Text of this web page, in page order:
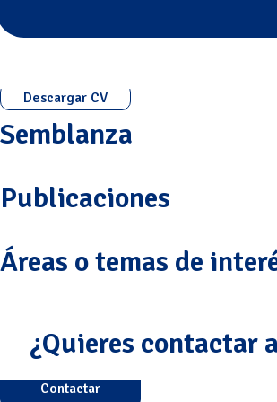
Descargar CV
Semblanza
Publicaciones
Áreas o temas de
¿Quieres contactar
Contactar